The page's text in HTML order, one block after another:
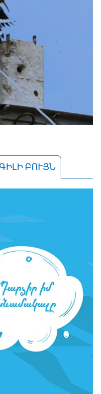
ԲՈՒՅՆ